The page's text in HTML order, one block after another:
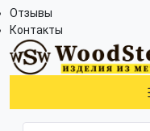
Отзывы
Контакты